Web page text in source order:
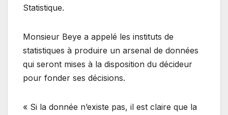
Statistique.
Monsieur Beye a appelé les instituts de
statistiques à produire un arsenal de données
qui seront mises à la disposition du décideur
pour fonder ses décisions.
« Si la donnée n’existe pas, il est claire que la